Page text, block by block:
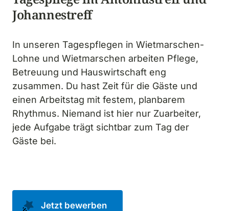
Johannestreff
In unseren Tagespflegen in Wietmarschen-
Lohne und Wietmarschen arbeiten Pflege,
Betreuung und Hauswirtschaft eng
zusammen. Du hast Zeit für die Gäste und
einen Arbeitstag mit festem, planbarem
Rhythmus. Niemand ist hier nur Zuarbeiter,
jede Aufgabe trägt sichtbar zum Tag der
Gäste bei.
Jetzt bewerben